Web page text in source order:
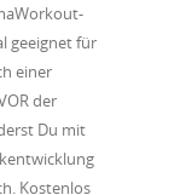
geeignet für
einer
der
Du mit
Kostenlos